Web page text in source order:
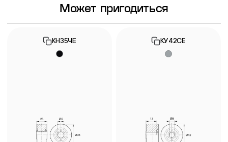
Может пригодиться
КН35ЧЕ КУ42СЕ